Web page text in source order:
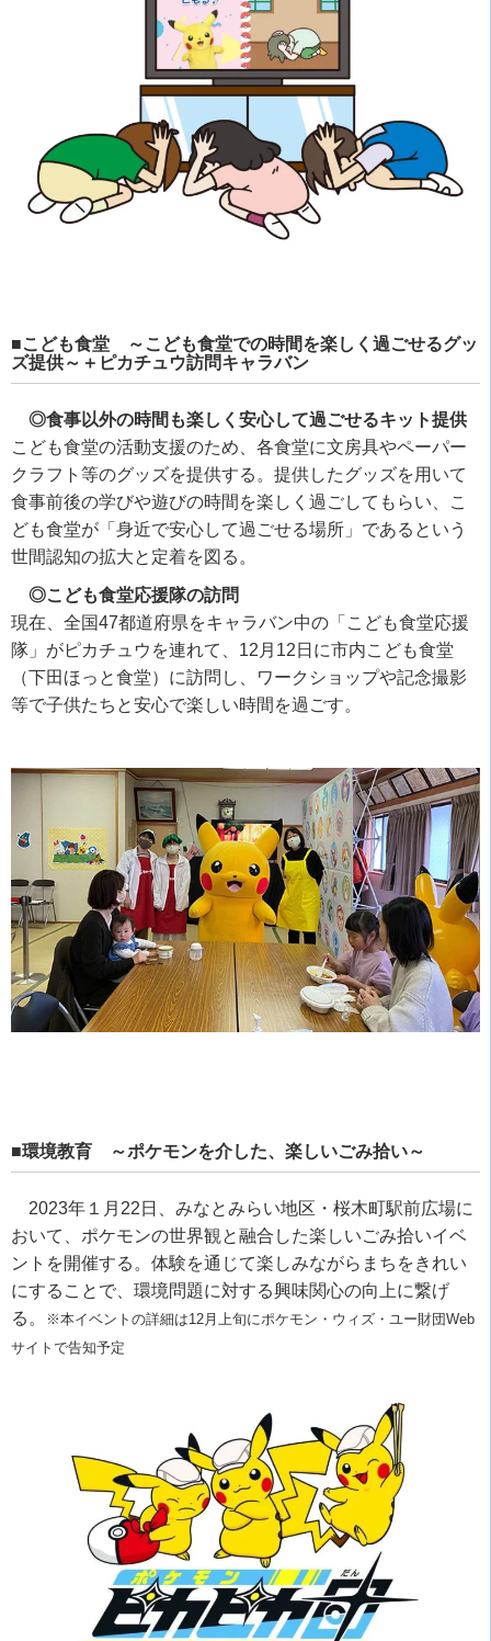
■こども食堂 ～こども食堂での時間を楽しく過ごせるグッ
ズ提供～＋ピカチュウ訪問キャラバン
◎食事以外の時間も楽しく安心して過ごせるキット提供
こども食堂の活動支援のため、各食堂に文房具やペーパー
クラフト等のグッズを提供する。提供したグッズを用いて
食事前後の学びや遊びの時間を楽しく過ごしてもらい、こ
ども食堂が「身近で安心して過ごせる場所」であるという
世間認知の拡大と定着を図る。
◎こども食堂応援隊の訪問
現在、全国47都道府県をキャラバン中の「こども食堂応援
隊」がピカチュウを連れて、12月12日に市内こども食堂
（下田ほっと食堂）に訪問し、ワークショップや記念撮影
等で子供たちと安心で楽しい時間を過ごす。
■環境教育 ～ポケモンを介した、楽しいごみ拾い～
2023年１月22日、みなとみらい地区・桜木町駅前広場に
おいて、ポケモンの世界観と融合した楽しいごみ拾いイベ
ントを開催する。体験を通じて楽しみながらまちをきれい
にすることで、環境問題に対する興味関心の向上に繋げ
る。
※本イベントの詳細は12月上旬にポケモン・ウィズ・ユー財団Web
サイトで告知予定